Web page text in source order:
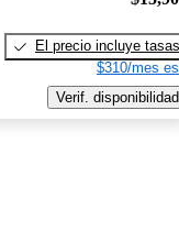
El precio incluye tasas
$310/mes
Verif. disponibilidad